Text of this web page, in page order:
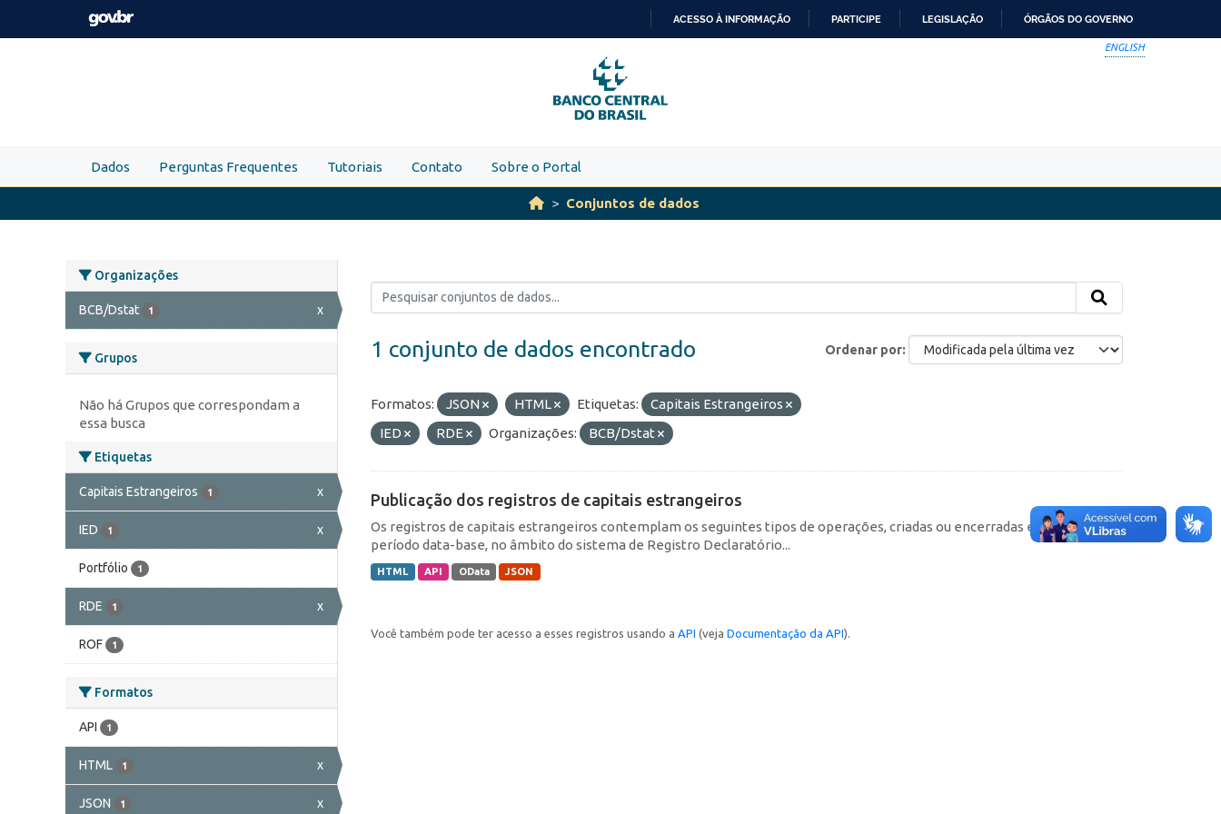
Skip to main content
PARA
O
CONTEÚDO
ACESSO À INFORMAÇÃO PARTICIPE LEGISLAÇÃO ÓRGÃOS DO GOVERNO
ENGLISH
Dados Perguntas Frequentes Tutoriais Contato Sobre o Portal
Conjuntos de dados
Organizações
BCB/Dstat 1 x
Grupos
Não há Grupos que correspondam a
essa busca
Etiquetas
Capitais Estrangeiros 1 x
IED 1 x
Portfólio 1
RDE 1 x
ROF 1
Formatos
API 1
HTML 1 x
JSON 1 x
Ordenar por
1 conjunto de dados encontrado
Formatos: JSON HTML Etiquetas:
Capitais Estrangeiros
IED
RDE Organizações: BCB/Dstat
Publicação dos registros de capitais estrangeiros
Os registros de capitais estrangeiros contemplam os seguintes tipos de operações, criadas ou encerradas em cada
período data-base, no âmbito do sistema de Registro Declaratório...
HTML API OData JSON
Você também pode ter acesso a esses registros usando a API (veja Documentação da API).